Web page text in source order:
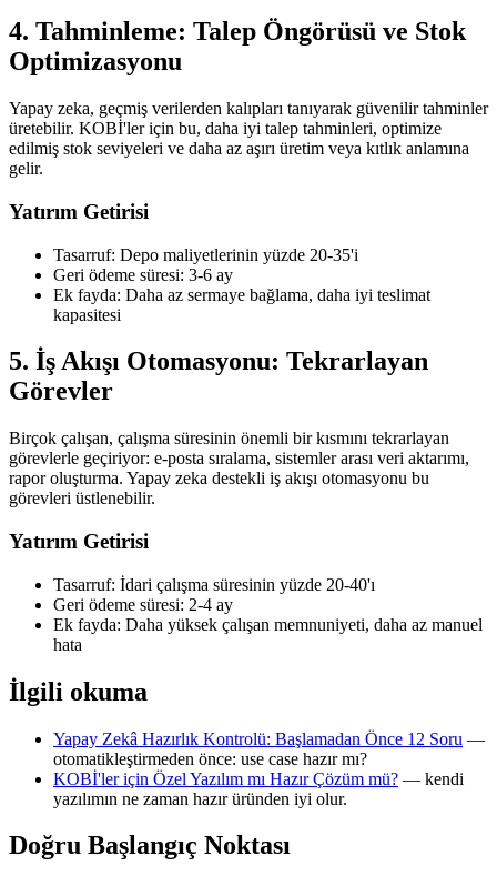
4. Tahminleme: Talep Öngörüsü ve Stok
Optimizasyonu
Yapay zeka, geçmiş verilerden kalıpları tanıyarak güvenilir tahminler
üretebilir. KOBİ'ler için bu, daha iyi talep tahminleri, optimize
edilmiş stok seviyeleri ve daha az aşırı üretim veya kıtlık anlamına
gelir.
Yatırım Getirisi
Tasarruf: Depo maliyetlerinin yüzde 20-35'i
Geri ödeme süresi: 3-6 ay
Ek fayda: Daha az sermaye bağlama, daha iyi teslimat
kapasitesi
5. İş Akışı Otomasyonu: Tekrarlayan
Görevler
Birçok çalışan, çalışma süresinin önemli bir kısmını tekrarlayan
görevlerle geçiriyor: e-posta sıralama, sistemler arası veri aktarımı,
rapor oluşturma. Yapay zeka destekli iş akışı otomasyonu bu
görevleri üstlenebilir.
Yatırım Getirisi
Tasarruf: İdari çalışma süresinin yüzde 20-40'ı
Geri ödeme süresi: 2-4 ay
Ek fayda: Daha yüksek çalışan memnuniyeti, daha az manuel
hata
İlgili okuma
Yapay Zekâ Hazırlık Kontrolü: Başlamadan Önce 12 Soru —
otomatikleştirmeden önce: use case hazır mı?
KOBİ'ler için Özel Yazılım mı Hazır Çözüm mü? — kendi
yazılımın ne zaman hazır üründen iyi olur.
Doğru Başlangıç Noktası